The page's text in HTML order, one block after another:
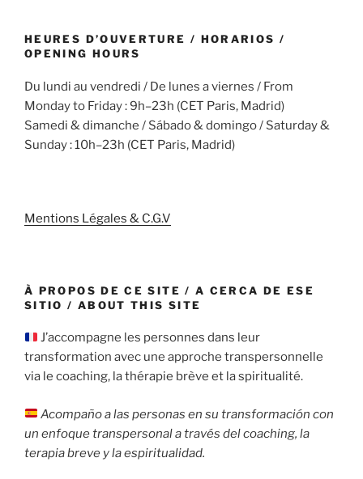
HEURES D’OUVERTURE / HORARIOS /
OPENING HOURS
Du lundi au vendredi / De lunes a viernes / From
Monday to Friday : 9h–23h (CET Paris, Madrid)
Samedi & dimanche / Sábado & domingo / Saturday &
Sunday : 10h–23h (CET Paris, Madrid)
Mentions Légales & C.G.V
À PROPOS DE CE SITE / A CERCA DE ESE
SITIO / ABOUT THIS SITE
J’accompagne les personnes dans leur
transformation avec une approche transpersonnelle
via le coaching, la thérapie brève et la spiritualité.
Acompaño a las personas en su transformación con
un enfoque transpersonal a través del coaching, la
terapia breve y la espiritualidad.